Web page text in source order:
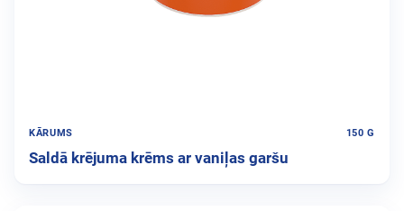
KĀRUMS 150 G
Saldā krējuma krēms ar vaniļas garšu